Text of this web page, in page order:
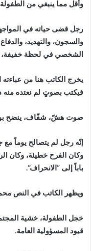
وأقل مما ينبغي من
رجل قضى حياته في
والسجون، والتهديد،
الشخصي في لحظة
يخرج الكاتب هنا من عباءته
فيكتب بصوتٍ لم نعتده منه
صوت هشّ، شفّاف، ينضح
إنّه رجل لم يتصالح يوماً
وكان الفرح خطيئة، وكان
باباً إلى “الانحراف”.
ويظهر الكاتب في النص
خجل الطفولة، خشية
قيود المسؤولية العامة.